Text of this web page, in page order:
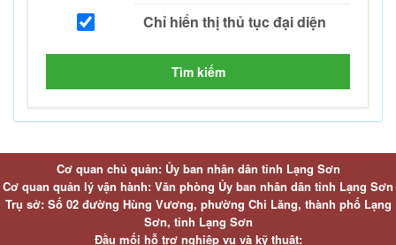
Tìm kiếm
Cơ quan chủ quản: Ủy ban nhân dân tỉnh Lạng Sơn
Cơ quan quản lý vận hành: Văn phòng Ủy ban nhân dân tỉnh Lạng Sơn
Trụ sở: Số 02 đường Hùng Vương, phường Chi Lăng, thành phố Lạng
Sơn, tỉnh Lạng Sơn
Đầu mối hỗ trợ nghiệp vụ và kỹ thuật: